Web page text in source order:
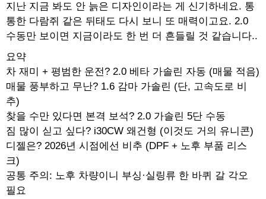
지난 지금 봐도 안 늙은 디자인이라는 게 신기하네요. 통
통한 다람쥐 같은 뒤태도 다시 보니 또 매력이고요. 2.0
수동만 보이면 지금이라도 한 번 더 흔들릴 것 같습니다..
요약
차 재미 + 평범한 운전? 2.0 베타 가솔린 자동 (매물 적음)
매물 풍부하고 무난? 1.6 감마 가솔린 (단, 고속도로 비
추)
찾을 수만 있다면 본격 보석? 2.0 가솔린 5단 수동
짐 많이 싣고 싶다? i30CW 왜건형 (이것도 거의 유니콘)
디젤은? 2026년 시점에선 비추 (DPF + 노후 부품 리스
크)
공통 주의: 노후 차량이니 부싱·실링류 한 바퀴 갈 각오
필요